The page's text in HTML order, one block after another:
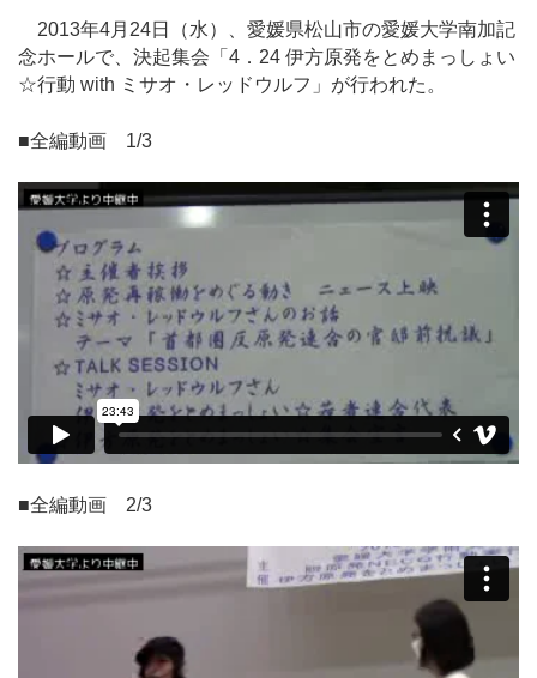
2013年4月24日（水）、愛媛県松山市の愛媛大学南加記
念ホールで、決起集会「4．24 伊方原発をとめまっしょい
☆行動 with ミサオ・レッドウルフ」が行われた。
■全編動画 1/3
■全編動画 2/3